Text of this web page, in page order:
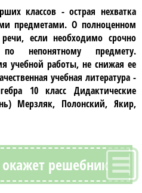
классов - острая нехватка
предметами. О полноценном
если необходимо срочно
по непонятному предмету.
учебной работы, не снижая ее
учебная литература -
10 класс Дидактические
Мерзляк, Полонский, Якир,
решебник